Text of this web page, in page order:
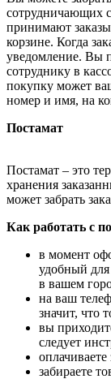
сотрудничающих
принимают
корзине. Когда
уведомление. Вы
сотруднику в
покупку может
номер и имя, на
Постамат
Постамат – это
хранения
может забрать
Как работать с
в момент
удобный для
в вашем
на ваш
значит, что
вы
следует
оплачиваете
забираете